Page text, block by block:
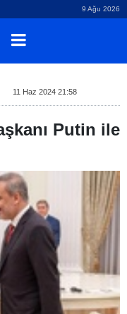
9 Ağu 2026
11 Haz 2024 21:58
Putin ile